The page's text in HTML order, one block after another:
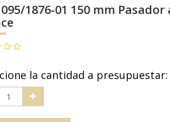
1876-01 150 mm Pasador
la cantidad a presupuestar: